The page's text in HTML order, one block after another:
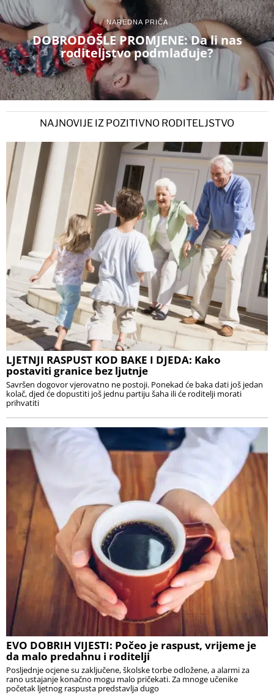
NAREDNA PRIČA
DOBRODOŠLE PROMJENE: Da li nas
roditeljstvo podmlađuje?
NAJNOVIJE IZ POZITIVNO RODITELJSTVO
LJETNJI RASPUST KOD BAKE I DJEDA: Kako
postaviti granice bez ljutnje
Savršen dogovor vjerovatno ne postoji. Ponekad će baka dati još jedan
kolač, djed će dopustiti još jednu partiju šaha ili će roditelji morati
prihvatiti
EVO DOBRIH VIJESTI: Počeo je raspust, vrijeme je
da malo predahnu i roditelji
Posljednje ocjene su zaključene, školske torbe odložene, a alarmi za
rano ustajanje konačno mogu malo pričekati. Za mnoge učenike
početak ljetnog raspusta predstavlja dugo